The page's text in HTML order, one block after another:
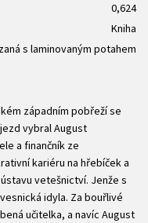
0,624
Kniha
s laminovaným potahem
západním pobřeží se
vybral August
a finančník ze
kariéru na hřebíček a
vetešnictví. Jenže s
idyla. Za bouřlivé
učitelka, a navíc August